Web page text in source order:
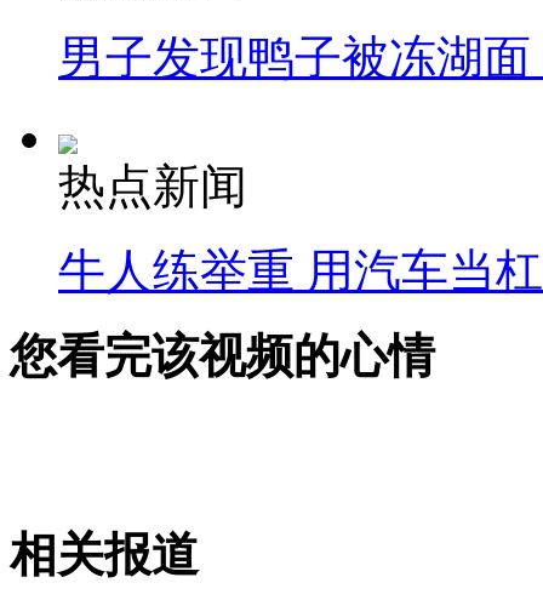
男子发现鸭子被冻湖
热点新闻
牛人练举重 用汽车当
您看完该视频的心情
相关报道